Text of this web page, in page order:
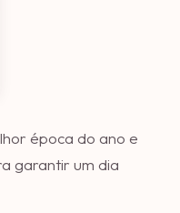
época do ano e
garantir um dia